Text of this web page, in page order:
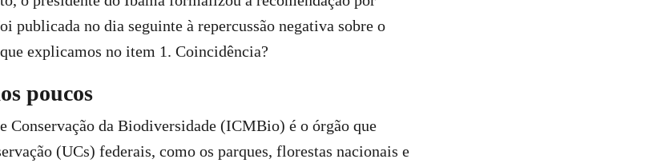
publicada no dia seguinte à repercussão negativa sobre o
explicamos no item 1. Coincidência?
poucos
Conservação da Biodiversidade (ICMBio) é o órgão que
(UCs) federais, como os parques, florestas nacionais e